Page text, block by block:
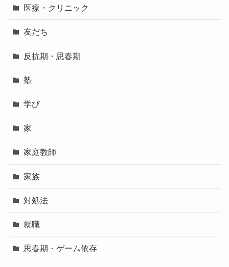
医療・クリニック
友だち
反抗期・思春期
塾
学び
家
家庭教師
家族
対処法
就職
思春期・ゲーム依存